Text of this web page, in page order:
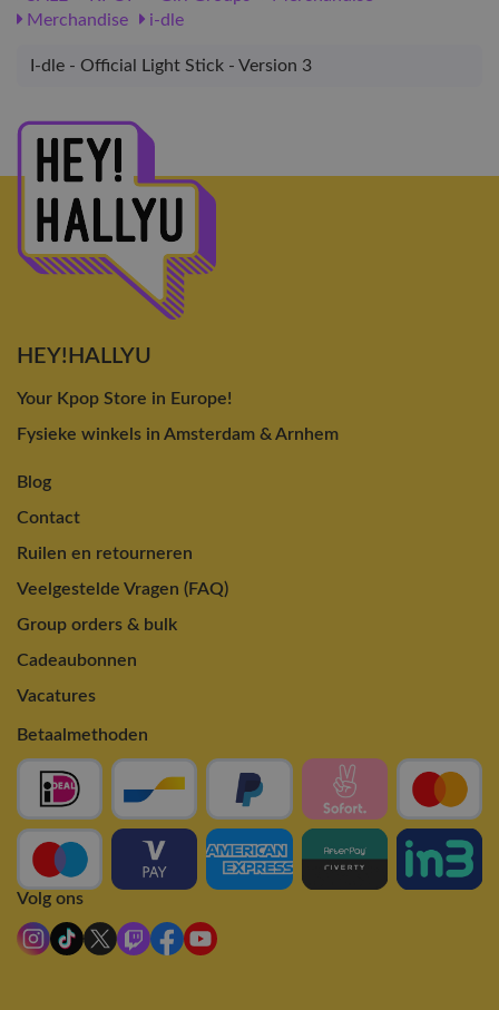
Merchandise
i-dle
I-dle - Official Light Stick - Version 3
HEY!HALLYU
Your Kpop Store in Europe!
Fysieke winkels in Amsterdam & Arnhem
Blog
Contact
Ruilen en retourneren
Veelgestelde Vragen (FAQ)
Group orders & bulk
Cadeaubonnen
Vacatures
Betaalmethoden
Volg ons